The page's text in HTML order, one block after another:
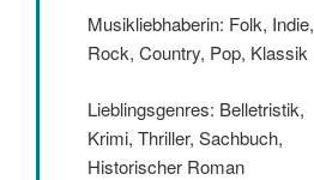
Musikliebhaberin: Folk, Indie,
Rock, Country, Pop, Klassik
Lieblingsgenres: Belletristik,
Krimi, Thriller, Sachbuch,
Historischer Roman